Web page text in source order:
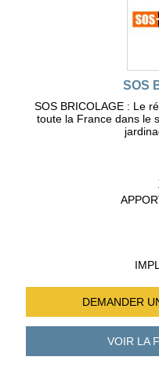
SOS
SOS BRICOLAGE : Le
toute la France dans le
DEMANDER
VOIR LA